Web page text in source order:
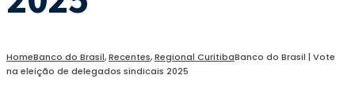
HomeBanco do Brasil,Recentes,Regional CuritibaBanco do Brasil | Vote
na eleição de delegados sindicais 2025